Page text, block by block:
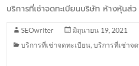
บริการที่เช่าจดทะเบียนบริษัท ห้างหุ้นส่ว
SEOwriter
มิถุนายน 19, 2021
บริการที่เช่าจดทะเบียน,บริการที่เช่าจ